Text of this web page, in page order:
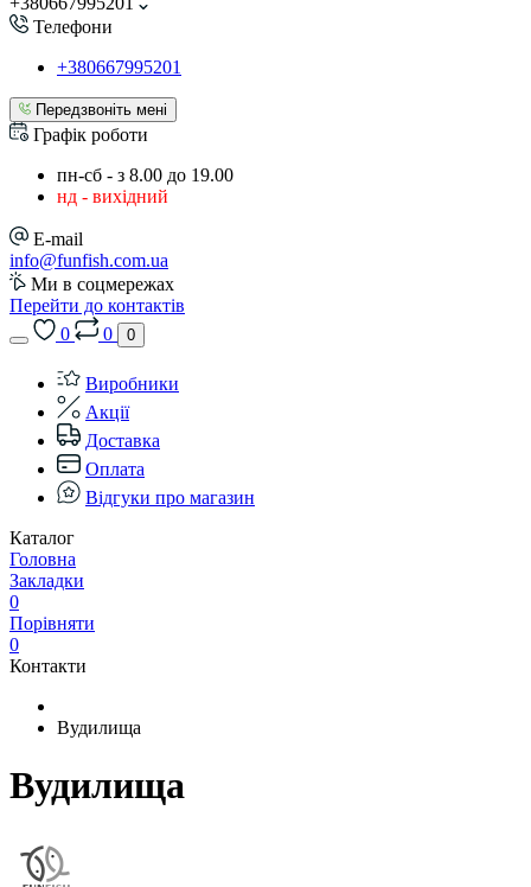
Телефони
+380667995201
Передзвоніть мені
Графік роботи
пн-сб - з 8.00 до 19.00
нд - вихідний
E-mail
info@funfish.com.ua
Ми в соцмережах
Перейти до контактів
0
0 0
Виробники
Акції
Доставка
Оплата
Відгуки про магазин
Каталог
Головна
Закладки
0
Порівняти
0
Контакти
Вудилища
Вудилища